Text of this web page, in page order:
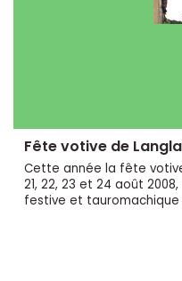
Fête votive de
Cette année la fête
21, 22, 23 et 24 août
festive et